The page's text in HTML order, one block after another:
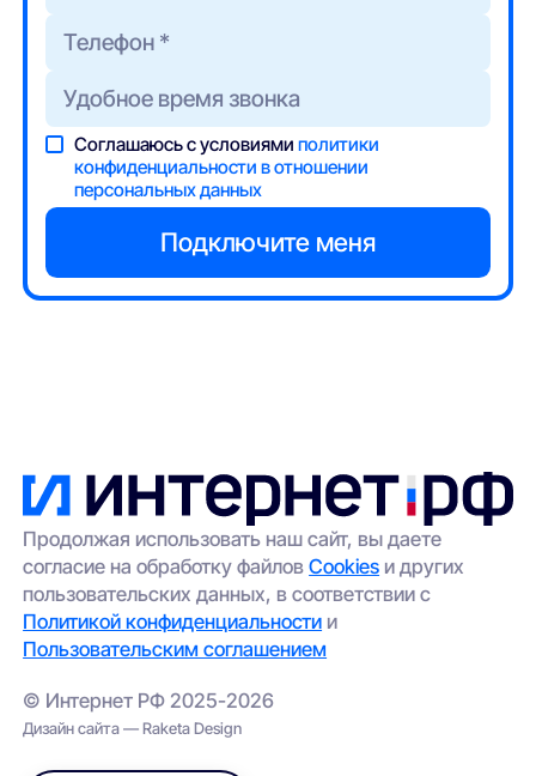
Соглашаюсь с условиямиполитики
конфиденциальности в отношении
персональных данных
Продолжая использовать наш сайт, вы даете
согласие на обработку файловCookies и других
пользовательских данных, в соответствии с
Политикой конфиденциальности и
Пользовательским соглашением
© Интернет РФ 2025-2026
Дизайн сайта — Raketa Design